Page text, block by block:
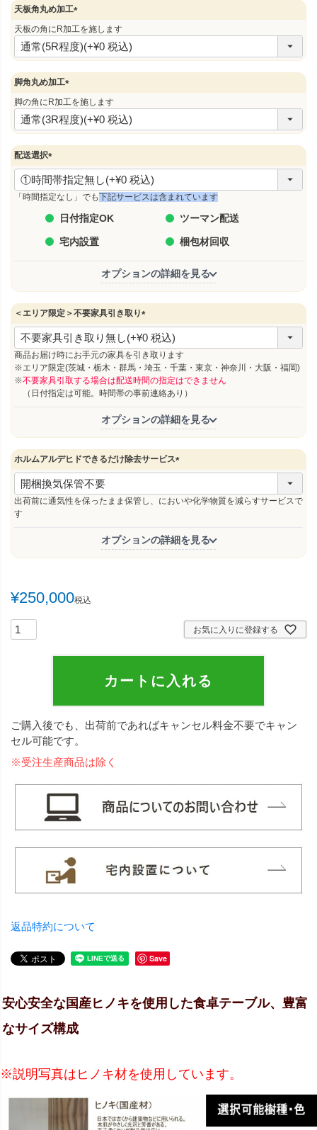
天板角丸め加工
(
必
須
)
天板の角にR加工を施します
脚角丸め加工
(
必
須
)
脚の角にR加工を施します
配送選択
(
必
須
「時間指定なし」でも下記サービスは含まれています
日付指定OK ツーマン配送
宅内設置 梱包材回収
オプションの詳細を見る
＜エリア限定＞不要家具引き取り
(
必
須
商品お届け時にお手元の家具を引き取ります
※エリア限定(茨城・栃木・群馬・埼玉・千葉・東京・神奈川・大阪・福岡)
※不要家具引取する場合は配送時間の指定はできません
（日付指定は可能。時間帯の事前連絡あり）
オプションの詳細を見る
ホルムアルデヒドできるだけ除去サービス
(
須
出荷前に通気性を保ったまま保管し、においや化学物質を減らすサービスで
す
オプションの詳細を見る
¥250,000税込
お気に入りに登録する
カートに入れる
ご購入後でも、出荷前であればキャンセル料金不要でキャン
セル可能です。
※受注生産商品は除く
返品特約について
Save
安心安全な国産ヒノキを使用した食卓テーブル、豊富
なサイズ構成
※説明写真はヒノキ材を使用しています。